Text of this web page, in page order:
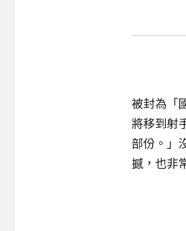
被封為「
將移到射
部份。」
撼，也非